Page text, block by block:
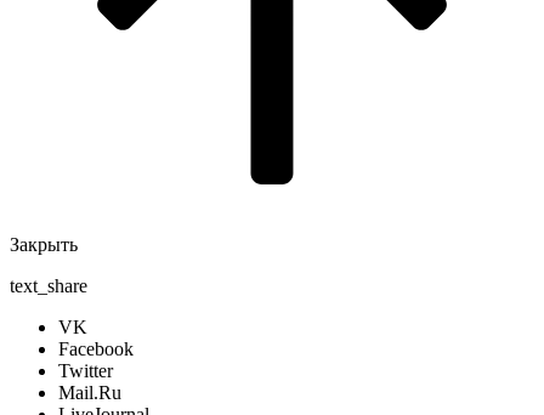
Закрыть
text_share
VK
Facebook
Twitter
Mail.Ru